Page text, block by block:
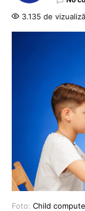
3.135 de
Foto: Child